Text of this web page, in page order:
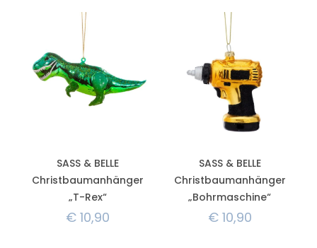
SASS & BELLE
Christbaumanhänger
„T-Rex“
€10,90
SASS & BELLE
Christbaumanhänger
„Bohrmaschine“
€10,90